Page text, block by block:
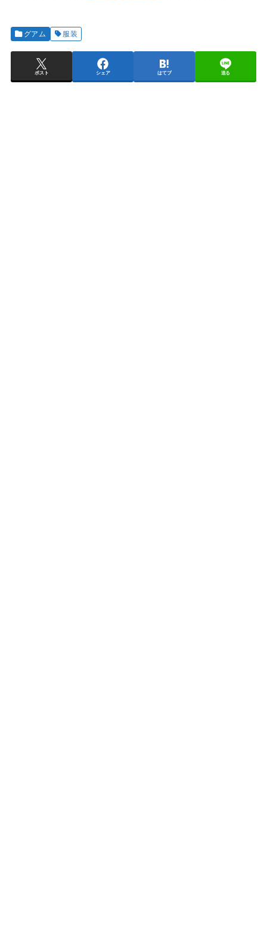
グアム 服装
ポスト シェア はてブ 送る